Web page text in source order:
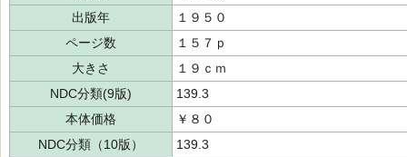
出版年
１９５０
ページ数
１５７ｐ
大きさ
１９ｃｍ
NDC分類(9版)
139.3
本体価格
￥８０
NDC分類（10版）
139.3